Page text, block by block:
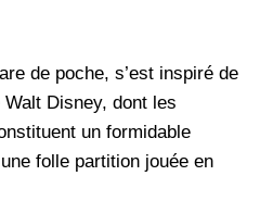
de poche, s’est inspiré de
Disney, dont les
un formidable
folle partition jouée en